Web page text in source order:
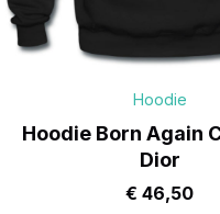
Hoodie
Hoodie Born Again
Dior
€ 46,50